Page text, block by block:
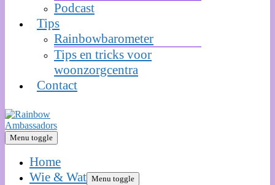
Podcast
Tips
Rainbowbarometer
Tips en tricks voor
woonzorgcentra
Contact
Menu toggle
Home
Wie & Wat Menu toggle